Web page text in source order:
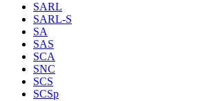
SARL
SARL-S
SA
SAS
SCA
SNC
SCS
SCSp